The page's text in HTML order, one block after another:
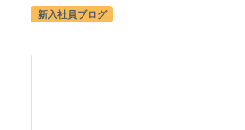
新入社員ブログ